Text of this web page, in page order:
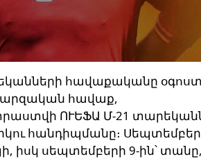
հավաքականը
հավաք,
ՈՒԵՖԱ Մ-21
հանդիպմանը։
իսկ սեպտեմբերի 9-ին՝